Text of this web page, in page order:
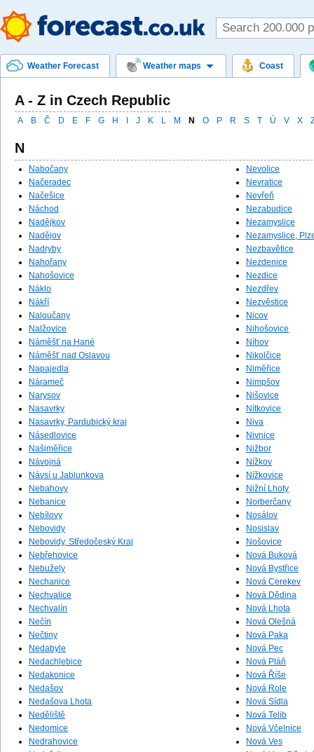
Weather Forecast Weather maps Coast
A - Z in Czech Republic
A B Č D E F G H J K L M N O P R S T Ú V X
N
Nabočany
Načeradec
Načešice
Náchod
Nadějkov
Nadějov
Nadryby
Nahořany
Nahošovice
Náklo
Nákří
Naloučany
Nalžovice
Náměšť na Hané
Náměšť nad Oslavou
Napajedla
Nárameč
Narysov
Nasavrky
Nasavrky, Pardubický kraj
Násedlovice
Našiměřice
Návojná
Návsí u Jablunkova
Nebahovy
Nebanice
Nebílovy
Nebovidy
Nebovidy, Středočeský Kraj
Nebřehovice
Nebužely
Nechanice
Nechvalice
Nechvalín
Nečín
Nečtiny
Nedabyle
Nedachlebice
Nedakonice
Nedašov
Nedašova Lhota
Neděliště
Nedomice
Nedrahovice
Nevolice
Nevratice
Nevřeň
Nezabudice
Nezamyslice
Nezamyslice,
Nezbavětice
Nezdenice
Nezdice
Nezdřev
Nezvěstice
Nicov
Nihošovice
Níhov
Nikolčice
Niměřice
Nimpšov
Nišovice
Nítkovice
Niva
Nivnice
Nižbor
Nížkov
Nížkovice
Nižní Lhoty
Norberčany
Nosálov
Nosislav
Nošovice
Nová Buková
Nová Bystřice
Nová Cerekev
Nová Dědina
Nová Lhota
Nová Olešná
Nová Paka
Nová Pec
Nová Pláň
Nová Říše
Nová Role
Nová Sídla
Nová Telib
Nová Včelnice
Nová Ves